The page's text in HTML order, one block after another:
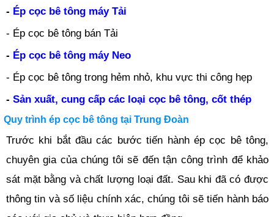
- Ép cọc bê tông máy Tải
- Ép cọc bê tông bán Tải
- Ép cọc bê tông máy Neo
- Ép cọc bê tông trong hẻm nhỏ, khu vực thi công hẹp
- Sản xuất, cung cấp các loại cọc bê tông, cốt thép
Quy trình ép cọc bê tông tại Trung Đoàn
Trước khi bắt đầu các bước tiến hành ép cọc bê tông,
chuyên gia của chúng tôi sẽ đến tận công trình để khảo
sát mặt bằng và chất lượng loại đất. Sau khi đã có được
thông tin và số liệu chính xác, chúng tôi sẽ tiến hành báo